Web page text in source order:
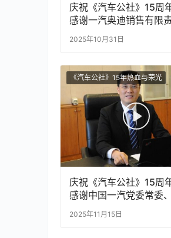
庆祝《汽车公社》15周
感谢一汽奥迪销售有限
执行副总经理郭永锋为
社》发来的诚挚祝福！
2025年10月31日
《汽车公社》15年热血与荣光
庆祝《汽车公社》15周
感谢中国一汽党委常委
理兼一汽-大众党委书记
理陈彬为《汽车公社》发
2025年11月15日